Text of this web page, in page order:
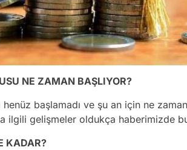
NE ZAMAN BAŞLIYOR?
henüz başlamadı ve şu an için ne
ilgili gelişmeler oldukça haberimizde
KADAR?